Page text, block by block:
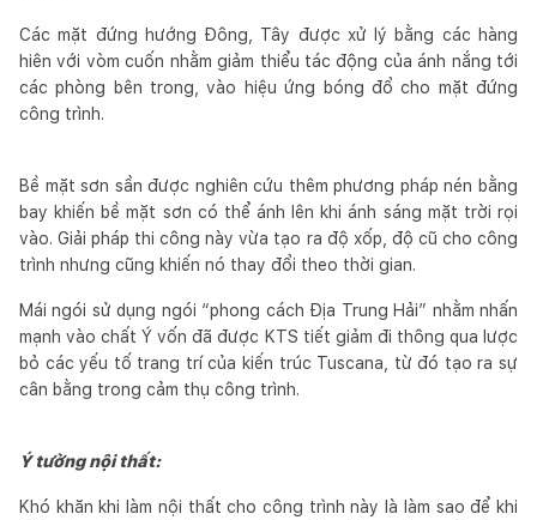
Các mặt đứng hướng Đông, Tây được xử lý bằng các hàng
hiên với vòm cuốn nhằm giảm thiểu tác động của ánh nắng tới
các phòng bên trong, vào hiệu ứng bóng đổ cho mặt đứng
công trình.
Bề mặt sơn sần được nghiên cứu thêm phương pháp nén bằng
bay khiến bề mặt sơn có thể ánh lên khi ánh sáng mặt trời rọi
vào. Giải pháp thi công này vừa tạo ra độ xốp, độ cũ cho công
trình nhưng cũng khiến nó thay đổi theo thời gian.
Mái ngói sử dụng ngói “phong cách Địa Trung Hải” nhằm nhấn
mạnh vào chất Ý vốn đã được KTS tiết giảm đi thông qua lược
bỏ các yếu tố trang trí của kiến trúc Tuscana, từ đó tạo ra sự
cân bằng trong cảm thụ công trình.
Ý tưởng nội thất:
Khó khăn khi làm nội thất cho công trình này là làm sao để khi